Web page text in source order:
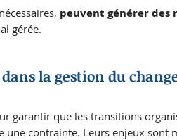
peuvent générer des
gérée.
dans la gestion du
garantir que les transitions
une contrainte. Leurs enjeux sont